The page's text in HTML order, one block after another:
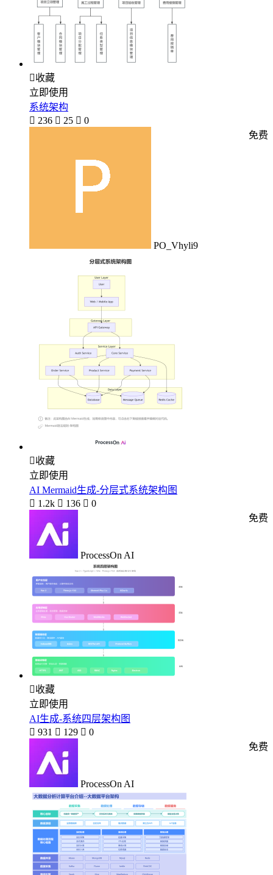
收藏
立即使用
系统架构
 236  25  0
PO_Vhyli9
免费
收藏
立即使用
AI Mermaid生成-分层式系统架构图
 1.2k  136  0
ProcessOn AI
免费
收藏
立即使用
AI生成-系统四层架构图
 931  129  0
ProcessOn AI
免费